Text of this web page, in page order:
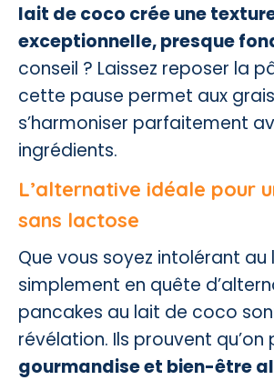
lait de coco crée une
exceptionnelle, presque
conseil ? Laissez reposer la
cette pause permet aux
s’harmoniser parfaitement
ingrédients.
L’alternative idéale pour
sans lactose
Que vous soyez intolérant
simplement en quête
pancakes au lait de coco
révélation. Ils prouvent qu’on
gourmandise et bien-être